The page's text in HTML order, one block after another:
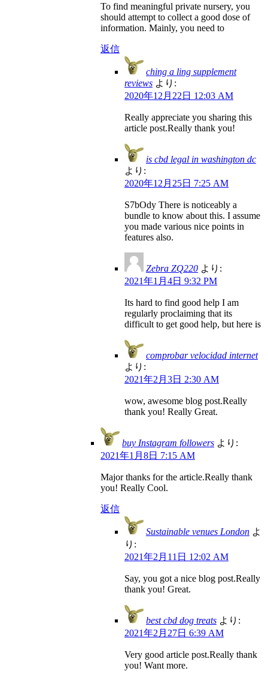
To find meaningful private nursery, you
should attempt to collect a good dose of
information. Mainly, you need to
返信
ching a ling supplement
reviews より:
2020年12月22日 12:03 AM
Really appreciate you sharing this
article post.Really thank you!
is cbd legal in washington dc
より:
2020年12月25日 7:25 AM
S7bOdy There is noticeably a
bundle to know about this. I assume
you made various nice points in
features also.
Zebra ZQ220 より:
2021年1月4日 9:32 PM
Its hard to find good help I am
regularly proclaiming that its
difficult to get good help, but here is
comprobar velocidad internet
より:
2021年2月3日 2:30 AM
wow, awesome blog post.Really
thank you! Really Great.
buy Instagram followers より:
2021年1月8日 7:15 AM
Major thanks for the article.Really thank
you! Really Cool.
返信
Sustainable venues London よ
り:
2021年2月11日 12:02 AM
Say, you got a nice blog post.Really
thank you! Great.
best cbd dog treats より:
2021年2月27日 6:39 AM
Very good article post.Really thank
you! Want more.